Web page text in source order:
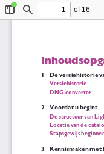
ToggleFind
of 16
1 De versiehistorie
Versiehistorie
DNG-converter
2 Voordat u begint
De structuur van
Locatie van de
Stapsgewijs
3 Kennismaken met